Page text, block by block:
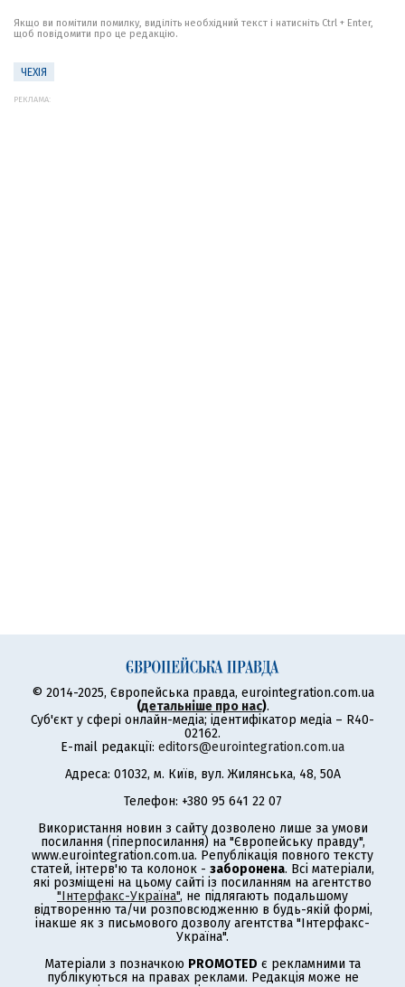
Якщо ви помітили помилку, виділіть необхідний текст і натисніть Ctrl + Enter,
щоб повідомити про це редакцію.
ЧЕХІЯ
РЕКЛАМА:
© 2014-2025, Європейська правда, eurointegration.com.ua
(детальніше про нас).
Суб'єкт у сфері онлайн-медіа; ідентифікатор медіа – R40-
02162.
E-mail редакції: editors@eurointegration.com.ua
Адреса: 01032, м. Київ, вул. Жилянська, 48, 50А
Телефон: +380 95 641 22 07
Використання новин з сайту дозволено лише за умови
посилання (гіперпосилання) на "Європейську правду",
www.eurointegration.com.ua. Републікація повного тексту
статей, інтерв'ю та колонок - заборонена. Всі матеріали,
які розміщені на цьому сайті із посиланням на агентство
"Інтерфакс-Україна", не підлягають подальшому
відтворенню та/чи розповсюдженню в будь-якій формі,
інакше як з письмового дозволу агентства "Інтерфакс-
Україна".
Матеріали з позначкою PROMOTED є рекламними та
публікуються на правах реклами. Редакція може не